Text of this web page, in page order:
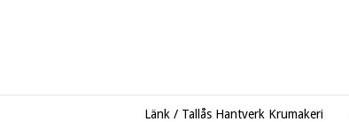
Länk / Tallås Hantverk Krumakeri